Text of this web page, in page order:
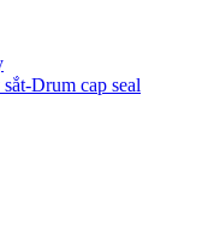
Drum cap seal